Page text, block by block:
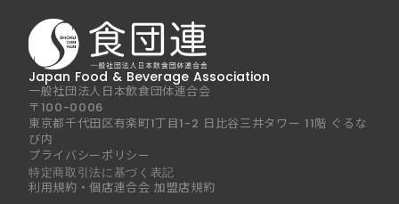
Japan Food & Beverage Association
一般社団法人日本飲食団体連合会
〒100-0006
東京都千代田区有楽町1丁目1-2 日比谷三井タワー 11階 ぐるな
び内
プライバシーポリシー
特定商取引法に基づく表記
利用規約・個店連合会 加盟店規約